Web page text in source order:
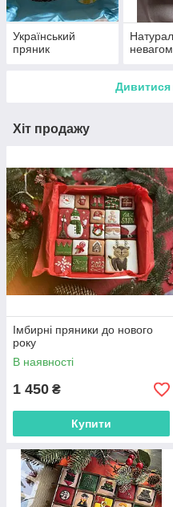
Український
пряник
Дивитися
Хіт продажу
Імбирні пряники до нового
року
В наявності
1 450 ₴
Купити